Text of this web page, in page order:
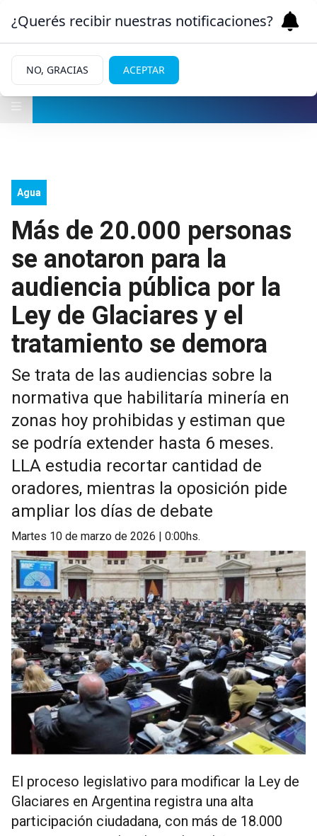
Agua
Más de 20.000 personas
se anotaron para la
audiencia pública por la
Ley de Glaciares y el
tratamiento se demora
Se trata de las audiencias sobre la
normativa que habilitaría minería en
zonas hoy prohibidas y estiman que
se podría extender hasta 6 meses.
LLA estudia recortar cantidad de
oradores, mientras la oposición pide
ampliar los días de debate
martes 10 de marzo de 2026 | 0:00hs.
El proceso legislativo para modificar la Ley de
Glaciares en Argentina registra una alta
participación ciudadana, con más de 18.000
¿Querés recibir nuestras notificaciones?
NO, GRACIAS ACEPTAR